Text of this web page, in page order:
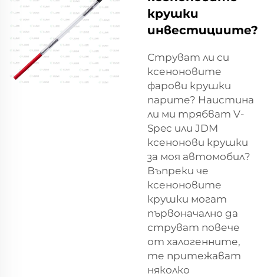
крушки
инвестициите?
Струват ли си
ксеноновите
фарови крушки
парите? Наистина
ли ми трябват V-
Spec или JDM
ксенонови крушки
за моя автомобил?
Въпреки че
ксеноновите
крушки могат
първоначално да
струват повече
от халогенните,
те притежават
няколко